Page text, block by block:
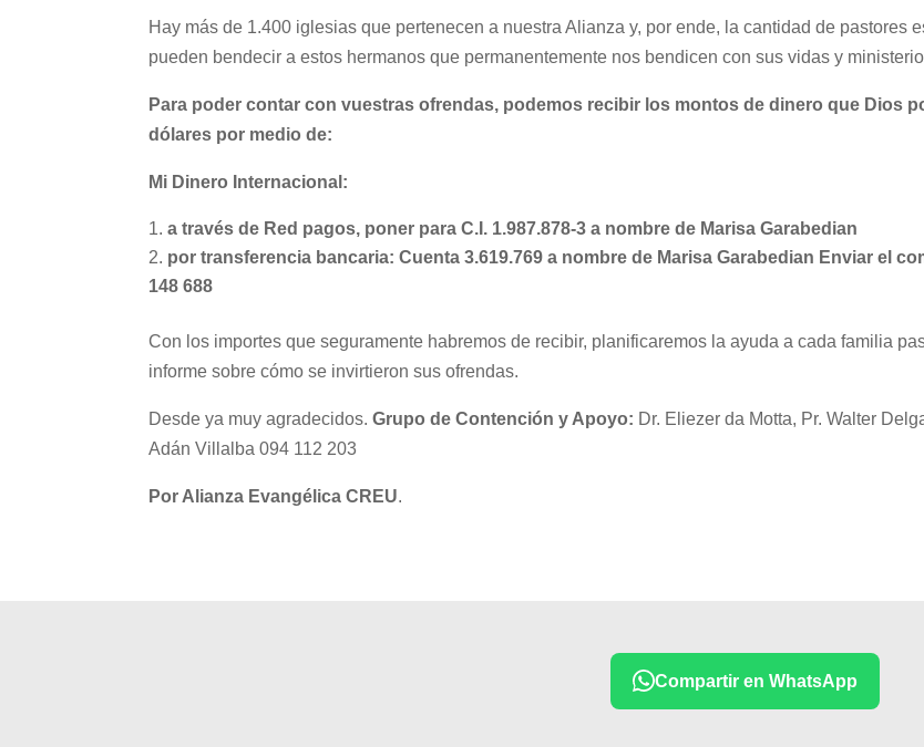
Hay más de 1.400 iglesias que pertenecen a nuestra Alianza y, por ende, la cantidad de pastores
pueden bendecir a estos hermanos que permanentemente nos bendicen con sus vidas y
Para poder contar con vuestras ofrendas, podemos recibir los montos de dinero que Dios
dólares por medio de:
Mi Dinero Internacional:
a través de Red pagos, poner para C.I. 1.987.878-3 a nombre de Marisa Garabedian
por transferencia bancaria: Cuenta 3.619.769 a nombre de Marisa Garabedian Enviar el
148 688
Con los importes que seguramente habremos de recibir, planificaremos la ayuda a cada familia
informe sobre cómo se invirtieron sus ofrendas.
Desde ya muy agradecidos.Grupo de Contención y Apoyo: Dr. Eliezer da Motta, Pr. Walter
Adán Villalba 094 112 203
Por Alianza Evangélica CREU.
Compartir en WhatsApp